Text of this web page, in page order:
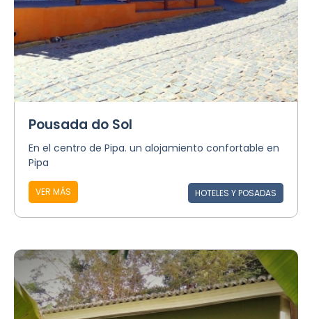
Pousada do Sol
En el centro de Pipa. un alojamiento confortable en
Pipa
VER MÁS HOTELES Y POSADAS